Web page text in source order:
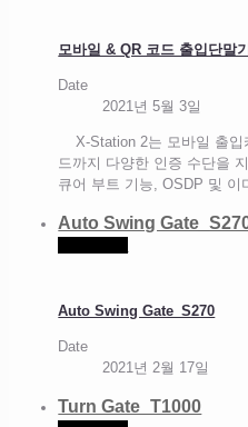
모바일 & QR 코드 출입단말
Date
2021년 5월 3일
X-Station 2는 모바일 출입
드까지 다양한 인증 수단을
큐어 부트 기능, OSDP 및 이
Auto Swing
Auto Swing Gate_S270
Date
2021년 2월 17일
Turn Gate_T1000